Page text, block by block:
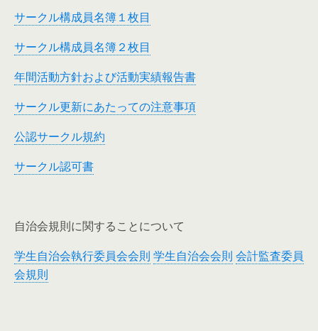
サークル構成員名簿１枚目
サークル構成員名簿２枚目
年間活動方針および活動実績報告書
サークル更新にあたっての注意事項
公認サークル規約
サークル認可書
自治会規則に関することについて
学生自治会執行委員会会則 学生自治会会則 会計監査委員
会規則